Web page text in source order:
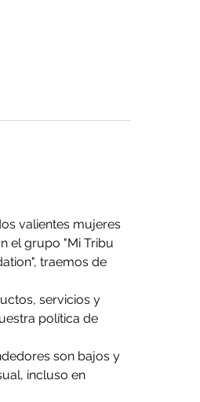
valientes mujeres
el grupo "Mi Tribu
traemos de
servicios y
política de
son bajos y
incluso en